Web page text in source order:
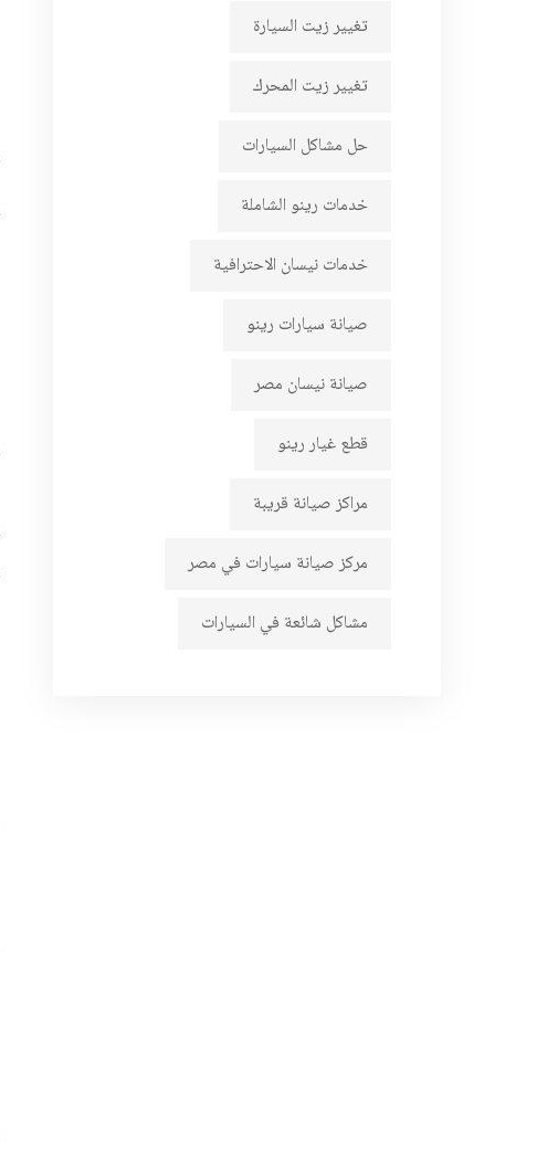
تغيير زيت السيارة
تغيير زيت المحرك
حل مشاكل السيارات
خدمات رينو الشاملة
خدمات نيسان الاحترافية
صيانة سيارات رينو
صيانة نيسان مصر
قطع غيار رينو
مراكز صيانة قريبة
مركز صيانة سيارات في مصر
مشاكل شائعة في السيارات